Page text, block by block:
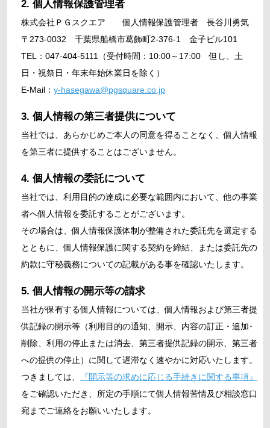
個人情報保護管理者
株式会社ＰＧスクエア 個人情報保護管理者 長谷川勇気
〒273-0032 千葉県船橋市葛飾町2-376-1 金子ビル101
TEL：047-404-5111（受付時間：10:00～17:00 但し、土
日・祝祭日・年末年始休業日を除く）
E-Mail： y-hasegawa@pgsquare.co.jp
個人情報の第三者提供について
当社では、あらかじめご本人の同意を得ることなく、個人情報
を第三者に提供することはございません。
個人情報の委託について
当社では、利用目的の達成に必要な範囲内において、他の事業
者へ個人情報を委託することがございます。
その場合は、個人情報保護体制が整備された委託先を選定する
とともに、個人情報保護に関する契約を締結、または委託先の
約款に守秘義務についての記載がある事を確認いたします。
個人情報の開示等の請求
当社が保有する個人情報については、個人情報および第三者提
供記録の開示等（利用目的の通知、開示、内容の訂正・追加･
削除、利用の停止または消去、第三者提供記録の開示、第三者
への提供の停止）に関して遅滞なく速やかに対応いたします。
つきましては、
『開示等の求めに応じる手続きに関する事項』
をご確認いただき、所定の手順にて個人情報苦情及び相談窓口
宛までご連絡をお願いいたします。